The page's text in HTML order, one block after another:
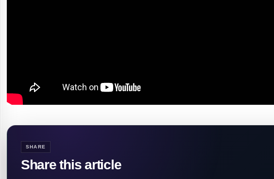
SHARE
Share this article